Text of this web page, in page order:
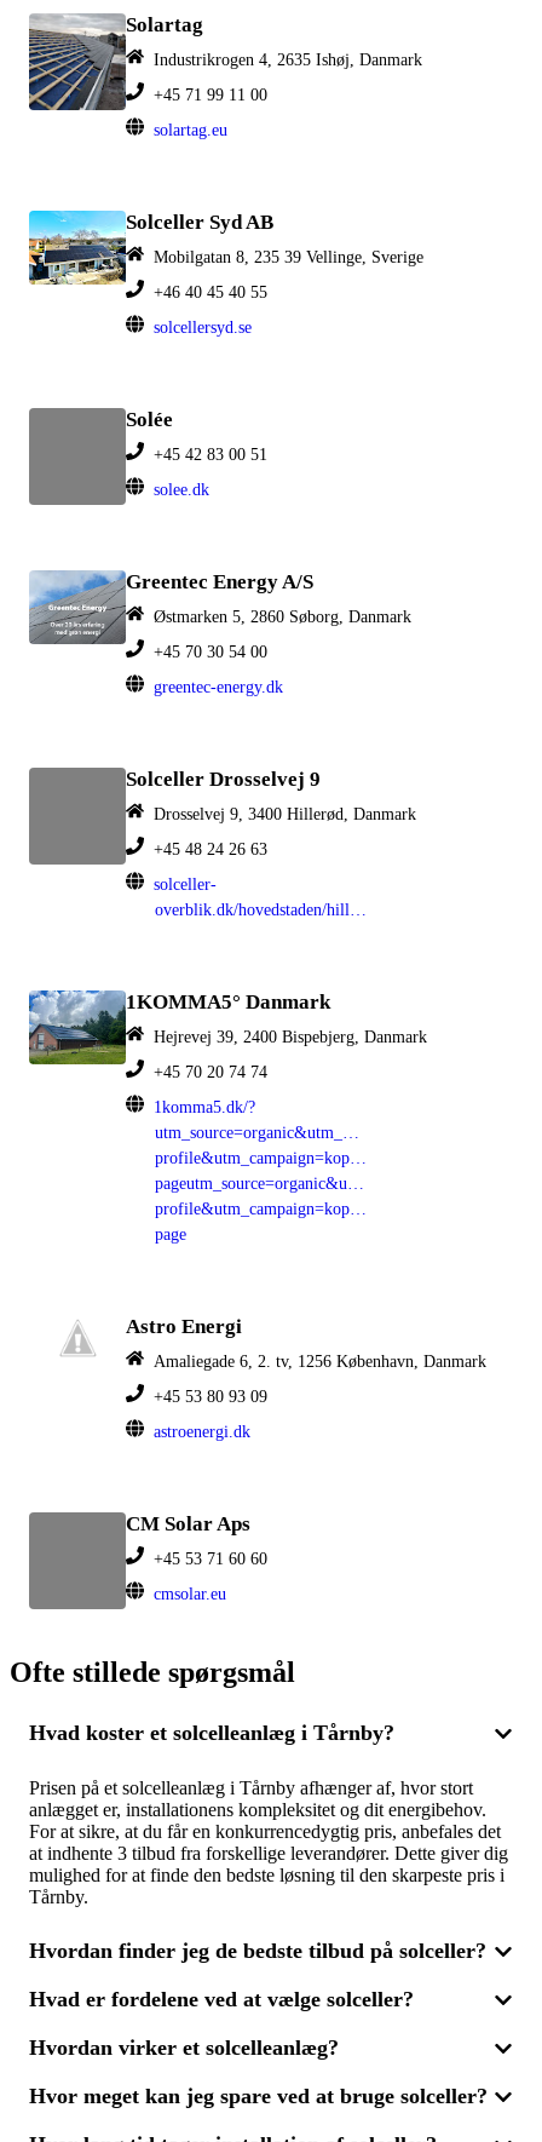
Solartag
Industrikrogen 4, 2635 Ishøj, Danmark
+45 71 99 11 00
solartag.eu
Solceller Syd AB
Mobilgatan 8, 235 39 Vellinge, Sverige
+46 40 45 40 55
solcellersyd.se
Solée
+45 42 83 00 51
solee.dk
Greentec Energy A/S
Østmarken 5, 2860 Søborg, Danmark
+45 70 30 54 00
greentec-energy.dk
Solceller Drosselvej 9
Drosselvej 9, 3400 Hillerød, Danmark
+45 48 24 26 63
solceller-
overblik.dk/hovedstaden/hiller%C3%B8d
1KOMMA5° Danmark
Hejrevej 39, 2400 Bispebjerg, Danmark
+45 70 20 74 74
1komma5.dk/?
utm_source=organic&utm_medium=google-
pageutm_source=organic&utm_medium=google-
page
Astro Energi
Amaliegade 6, 2. tv, 1256 København, Danmark
+45 53 80 93 09
astroenergi.dk
CM Solar Aps
+45 53 71 60 60
cmsolar.eu
Ofte stillede spørgsmål
Hvad koster et solcelleanlæg i Tårnby?
Prisen på et solcelleanlæg i Tårnby afhænger af, hvor stort
anlægget er, installationens kompleksitet og dit energibehov.
For at sikre, at du får en konkurrencedygtig pris, anbefales det
at indhente 3 tilbud fra forskellige leverandører. Dette giver dig
mulighed for at finde den bedste løsning til den skarpeste pris i
Tårnby.
Hvordan finder jeg de bedste tilbud på solceller?
For at få de mest fordelagtige tilbud på solcelleanlæg er det
sammenligne 3 tilbud sikrer du dig både en rimelig pris og en
mulighed for at vælge en leverandør, der lover både kvalitet og
fremragende service.
Hvad er fordelene ved at vælge solceller?
Med solceller kan du producere din egen miljøvenlige energi
solcelleanlæg kan desuden øge din boligs værdi og formindske
Hvordan virker et solcelleanlæg?
Solcelleanlæg omdanner sollys til elektricitet, som kan bruges i
Hvor meget kan jeg spare ved at bruge solceller?